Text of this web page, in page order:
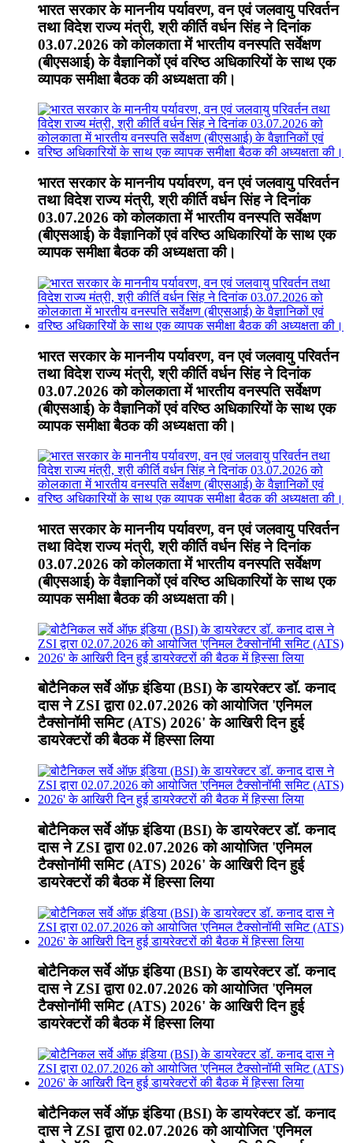
भारत सरकार के माननीय पर्यावरण, वन एवं जलवायु परिवर्तन
तथा विदेश राज्य मंत्री, श्री कीर्ति वर्धन सिंह ने दिनांक
03.07.2026 को कोलकाता में भारतीय वनस्पति सर्वेक्षण
(बीएसआई) के वैज्ञानिकों एवं वरिष्ठ अधिकारियों के साथ एक
व्यापक समीक्षा बैठक की अध्यक्षता की।
भारत सरकार के माननीय पर्यावरण, वन एवं जलवायु परिवर्तन
तथा विदेश राज्य मंत्री, श्री कीर्ति वर्धन सिंह ने दिनांक
03.07.2026 को कोलकाता में भारतीय वनस्पति सर्वेक्षण
(बीएसआई) के वैज्ञानिकों एवं वरिष्ठ अधिकारियों के साथ एक
व्यापक समीक्षा बैठक की अध्यक्षता की।
भारत सरकार के माननीय पर्यावरण, वन एवं जलवायु परिवर्तन
तथा विदेश राज्य मंत्री, श्री कीर्ति वर्धन सिंह ने दिनांक
03.07.2026 को कोलकाता में भारतीय वनस्पति सर्वेक्षण
(बीएसआई) के वैज्ञानिकों एवं वरिष्ठ अधिकारियों के साथ एक
व्यापक समीक्षा बैठक की अध्यक्षता की।
भारत सरकार के माननीय पर्यावरण, वन एवं जलवायु परिवर्तन
तथा विदेश राज्य मंत्री, श्री कीर्ति वर्धन सिंह ने दिनांक
03.07.2026 को कोलकाता में भारतीय वनस्पति सर्वेक्षण
(बीएसआई) के वैज्ञानिकों एवं वरिष्ठ अधिकारियों के साथ एक
व्यापक समीक्षा बैठक की अध्यक्षता की।
बोटैनिकल सर्वे ऑफ़ इंडिया (BSI) के डायरेक्टर डॉ. कनाद
दास ने ZSI द्वारा 02.07.2026 को आयोजित 'एनिमल
टैक्सोनॉमी समिट (ATS) 2026' के आखिरी दिन हुई
डायरेक्टरों की बैठक में हिस्सा लिया
बोटैनिकल सर्वे ऑफ़ इंडिया (BSI) के डायरेक्टर डॉ. कनाद
दास ने ZSI द्वारा 02.07.2026 को आयोजित 'एनिमल
टैक्सोनॉमी समिट (ATS) 2026' के आखिरी दिन हुई
डायरेक्टरों की बैठक में हिस्सा लिया
बोटैनिकल सर्वे ऑफ़ इंडिया (BSI) के डायरेक्टर डॉ. कनाद
दास ने ZSI द्वारा 02.07.2026 को आयोजित 'एनिमल
टैक्सोनॉमी समिट (ATS) 2026' के आखिरी दिन हुई
डायरेक्टरों की बैठक में हिस्सा लिया
बोटैनिकल सर्वे ऑफ़ इंडिया (BSI) के डायरेक्टर डॉ. कनाद
दास ने ZSI द्वारा 02.07.2026 को आयोजित 'एनिमल